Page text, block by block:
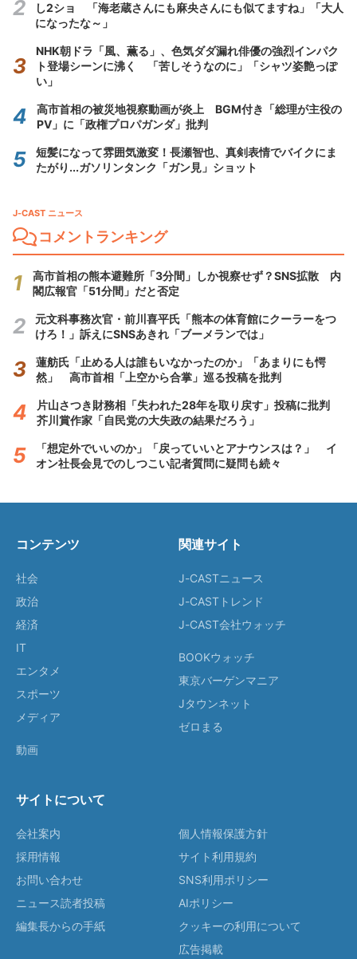
し2ショ 「海老蔵さんにも麻央さんにも似てますね」「大人
になったな～」
NHK朝ドラ「風、薫る」、色気ダダ漏れ俳優の強烈インパク
ト登場シーンに沸く 「苦しそうなのに」「シャツ姿艶っぽ
い」
高市首相の被災地視察動画が炎上 BGM付き「総理が主役の
PV」に「政権プロパガンダ」批判
短髪になって雰囲気激変！長瀬智也、真剣表情でバイクにま
たがり...ガソリンタンク「ガン見」ショット
J-CAST ニュース
コメントランキング
高市首相の熊本避難所「3分間」しか視察せず？SNS拡散 内
閣広報官「51分間」だと否定
元文科事務次官・前川喜平氏「熊本の体育館にクーラーをつ
けろ！」訴えにSNSあきれ「ブーメランでは」
蓮舫氏「止める人は誰もいなかったのか」「あまりにも愕
然」 高市首相「上空から合掌」巡る投稿を批判
片山さつき財務相「失われた28年を取り戻す」投稿に批判
芥川賞作家「自民党の大失政の結果だろう」
「想定外でいいのか」「戻っていいとアナウンスは？」 イ
オン社長会見でのしつこい記者質問に疑問も続々
コンテンツ
社会
政治
経済
IT
エンタメ
スポーツ
メディア
動画
関連サイト
J-CASTニュース
J-CASTトレンド
J-CAST会社ウォッチ
BOOKウォッチ
東京バーゲンマニア
Jタウンネット
ゼロまる
サイトについて
会社案内
採用情報
お問い合わせ
ニュース読者投稿
編集長からの手紙
個人情報保護方針
サイト利用規約
SNS利用ポリシー
AIポリシー
クッキーの利用について
広告掲載